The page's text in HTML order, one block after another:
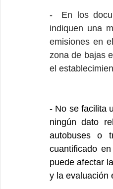
-  En los
indiquen una
emisiones en
zona de bajas
el
- No se facilita
ningún dato
autobuses o
cuantificado
puede afectar
y la evaluación